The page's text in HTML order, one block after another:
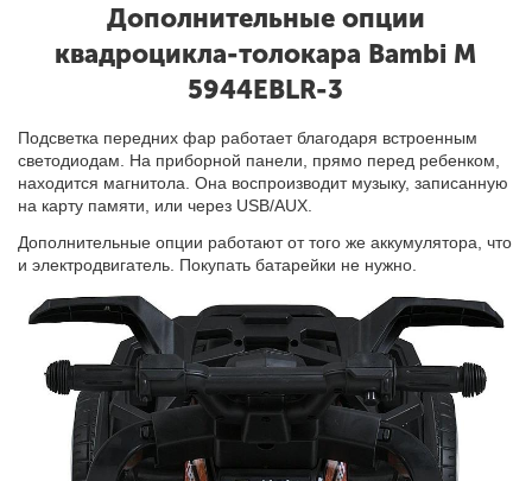
Дополнительные опции
квадроцикла-толокара Bambi M
5944EBLR-3
Подсветка передних фар работает благодаря встроенным
светодиодам. На приборной панели, прямо перед ребенком,
находится магнитола. Она воспроизводит музыку, записанную
на карту памяти, или через USB/AUX.
Дополнительные опции работают от того же аккумулятора, что
и электродвигатель. Покупать батарейки не нужно.